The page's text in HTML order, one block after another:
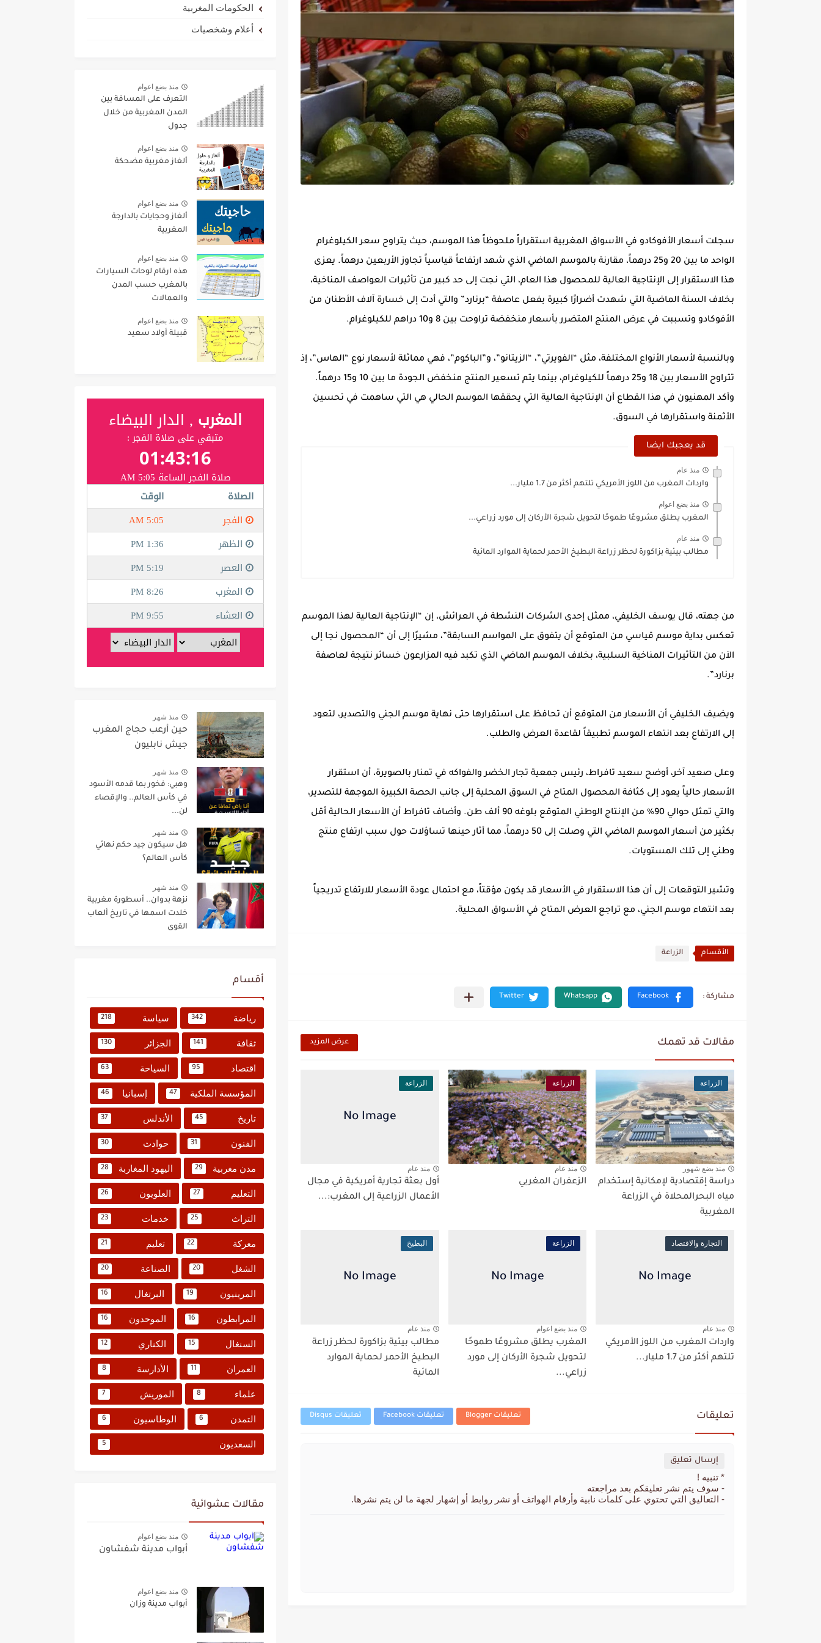
سجلت أسعار الأفوكادو في الأسواق المغربية استقراراً ملحوظاً هذا الموسم، حيث يتراوح سعر الكيلوغرام
الواحد ما بين 20 و25 درهماً، مقارنة بالموسم الماضي الذي شهد ارتفاعاً قياسياً تجاوز الأربعين درهماً. يعزى
هذا الاستقرار إلى الإنتاجية العالية للمحصول هذا العام، التي نجت إلى حد كبير من تأثيرات العواصف المناخية،
بخلاف السنة الماضية التي شهدت أضرارًا كبيرة بفعل عاصفة “برنارد” والتي أدت إلى خسارة آلاف الأطنان من
الأفوكادو وتسببت في عرض المنتج المتضرر بأسعار منخفضة تراوحت بين 8 و10 دراهم للكيلوغرام.
وبالنسبة لأسعار الأنواع المختلفة، مثل “الفويرتي”، “الزيتانو”، و”الباكوم”، فهي مماثلة لأسعار نوع “الهاس”، إذ
تتراوح الأسعار بين 18 و25 درهماً للكيلوغرام، بينما يتم تسعير المنتج منخفض الجودة ما بين 10 و15 درهماً.
وأكد المهنيون في هذا القطاع أن الإنتاجية العالية التي يحققها الموسم الحالي هي التي ساهمت في تحسين
الأثمنة واستقرارها في السوق.
قد يعجبك ايضا
منذ عام
واردات المغرب من اللوز الأمريكي تلتهم أكثر من 1.7 مليار...
منذ بضع اعوام
المغرب يطلق مشروعًا طموحًا لتحويل شجرة الأركان إلى مورد زراعي...
منذ عام
مطالب بيئية بزاكورة لحظر زراعة البطيخ الأحمر لحماية الموارد المائية
من جهته، قال يوسف الخليفي، ممثل إحدى الشركات النشطة في العرائش، إن “الإنتاجية العالية لهذا الموسم
تعكس بداية موسم قياسي من المتوقع أن يتفوق على المواسم السابقة”، مشيرًا إلى أن “المحصول نجا إلى
الآن من التأثيرات المناخية السلبية، بخلاف الموسم الماضي الذي تكبد فيه المزارعون خسائر نتيجة لعاصفة
برنارد”.
ويضيف الخليفي أن الأسعار من المتوقع أن تحافظ على استقرارها حتى نهاية موسم الجني والتصدير، لتعود
إلى الارتفاع بعد انتهاء الموسم تطبيقاً لقاعدة العرض والطلب.
وعلى صعيد آخر، أوضح سعيد تافراط، رئيس جمعية تجار الخضر والفواكه في تمنار بالصويرة، أن استقرار
الأسعار حالياً يعود إلى كثافة المحصول المتاح في السوق المحلية إلى جانب الحصة الكبيرة الموجهة للتصدير،
والتي تمثل حوالي 90% من الإنتاج الوطني المتوقع بلوغه 90 ألف طن. وأضاف تافراط أن الأسعار الحالية أقل
بكثير من أسعار الموسم الماضي التي وصلت إلى 50 درهماً، مما أثار حينها تساؤلات حول سبب ارتفاع منتج
وطني إلى تلك المستويات.
وتشير التوقعات إلى أن هذا الاستقرار في الأسعار قد يكون مؤقتاً، مع احتمال عودة الأسعار للارتفاع تدريجياً
بعد انتهاء موسم الجني، مع تراجع العرض المتاح في الأسواق المحلية.
الأقسام الزراعة
مقالات قد تهمك عرض المزيد
الزراعة
منذ بضع شهور
دراسة إقتصادية لإمكانية إستخدام
مياه البحرالمحلاة في الزراعة
المغربية
الزراعة
منذ عام
الزعفران المغربي
الزراعة
منذ عام
أول بعثة تجارية أمريكية في مجال
الأعمال الزراعية إلى المغرب:...
التجارة والاقتصاد
منذ عام
واردات المغرب من اللوز الأمريكي
تلتهم أكثر من 1.7 مليار...
الزراعة
منذ بضع اعوام
المغرب يطلق مشروعًا طموحًا
لتحويل شجرة الأركان إلى مورد
زراعي...
البطيخ
منذ عام
مطالب بيئية بزاكورة لحظر زراعة
البطيخ الأحمر لحماية الموارد
المائية
تعليقات تعليقات Blogger تعليقات Facebook تعليقات Disqus
إرسال تعليق
* تنبيه !
- سوف يتم نشر تعليقكم بعد مراجعته
- التعاليق التي تحتوي على كلمات نابية وأرقام الهواتف أو نشر روابط أو إشهار لجهة ما لن يتم نشرها.
الحكومات المغربية
أعلام وشخصيات
منذ بضع اعوام
التعرف على المسافة بين
المدن المغربية من خلال
جدول
منذ بضع اعوام
ألغاز مغربية مضحكة
منذ بضع اعوام
ألغاز وحجايات بالدارجة
المغربية
منذ بضع اعوام
هذه ارقام لوحات السيارات
بالمغرب حسب المدن
والعمالات
منذ بضع اعوام
قبيلة أولاد سعيد
منذ شهر
حين أرعب حجاج المغرب
جيش نابليون
منذ شهر
وهبي: فخور بما قدمه الأسود
في كأس العالم.. والإقصاء
لن...
منذ شهر
هل سيكون جيد حكم نهائي
كأس العالم؟
منذ شهر
نزهة بدوان.. أسطورة مغربية
خلدت اسمها في تاريخ ألعاب
القوى
أقسام
رياضة 342 سياسة 218
ثقافة 141 الجزائر 130
اقتصاد 95 السياحة 63
المؤسسة الملكية 47 إسبانيا 46
تاريخ 45 الأندلس 37
الفنون 31 حوادث 30
مدن مغربية 29 اليهود المغاربة 28
التعليم 27 العلويون 26
التراث 25 خدمات 23
معركة 22 تعليم 21
الشغل 20 الصناعة 20
المرينيون 19 البرتغال 16
المرابطون 16 الموحدون 16
السنغال 15 الكناري 12
العمران 11 الأدارسة 8
علماء 8 الموريش 7
التمدن 6 الوطاسيون 6
السعديون 5
مقالات عشوائية
منذ بضع اعوام
أبواب مدينة شفشاون
منذ بضع اعوام
أبواب مدينة وزان